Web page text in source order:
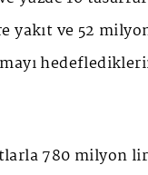
yakıt ve 52
780 milyon